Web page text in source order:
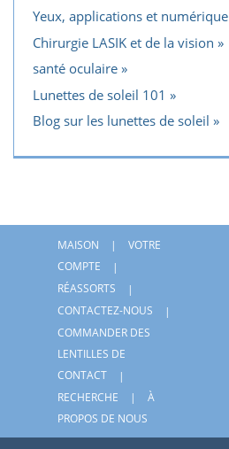
Yeux, applications et numérique
Chirurgie LASIK et de la vision
santé oculaire
Lunettes de soleil 101
Blog sur les lunettes de soleil
MAISON
VOTRE
COMPTE
RÉASSORTS
CONTACTEZ-NOUS
COMMANDER DES
LENTILLES DE
CONTACT
RECHERCHE
À
PROPOS DE NOUS